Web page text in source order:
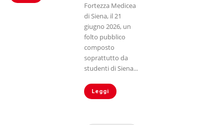
Fortezza Medicea
di Siena, il 21
giugno 2026, un
folto pubblico
composto
soprattutto da
studenti di Siena...
Leggi